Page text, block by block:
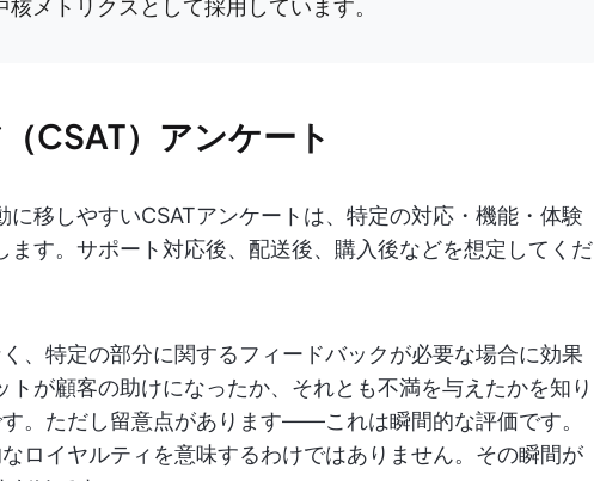
メトリクスとして採用しています。
CSAT）アンケート
に移しやすいCSATアンケートは、特定の対応・機能・体験
ます。サポート対応後、配送後、購入後などを想定してくだ
、特定の部分に関するフィードバックが必要な場合に効果
トが顧客の助けになったか、それとも不満を与えたかを知り
。ただし留意点があります——これは瞬間的な評価です。
ロイヤルティを意味するわけではありません。その瞬間が